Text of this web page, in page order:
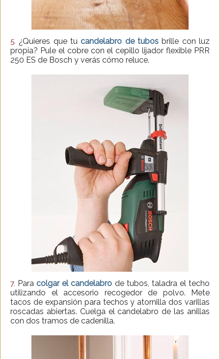
5. ¿Quieres que tu candelabro de tubos brille con luz
propia? Pule el cobre con el cepillo lijador flexible PRR
250 ES de Bosch y verás cómo reluce.
7. Para colgar el candelabro de tubos, taladra el techo
utilizando el accesorio recogedor de polvo. Mete
tacos de expansión para techos y atornilla dos varillas
roscadas abiertas. Cuelga el candelabro de las anillas
con dos tramos de cadenilla.